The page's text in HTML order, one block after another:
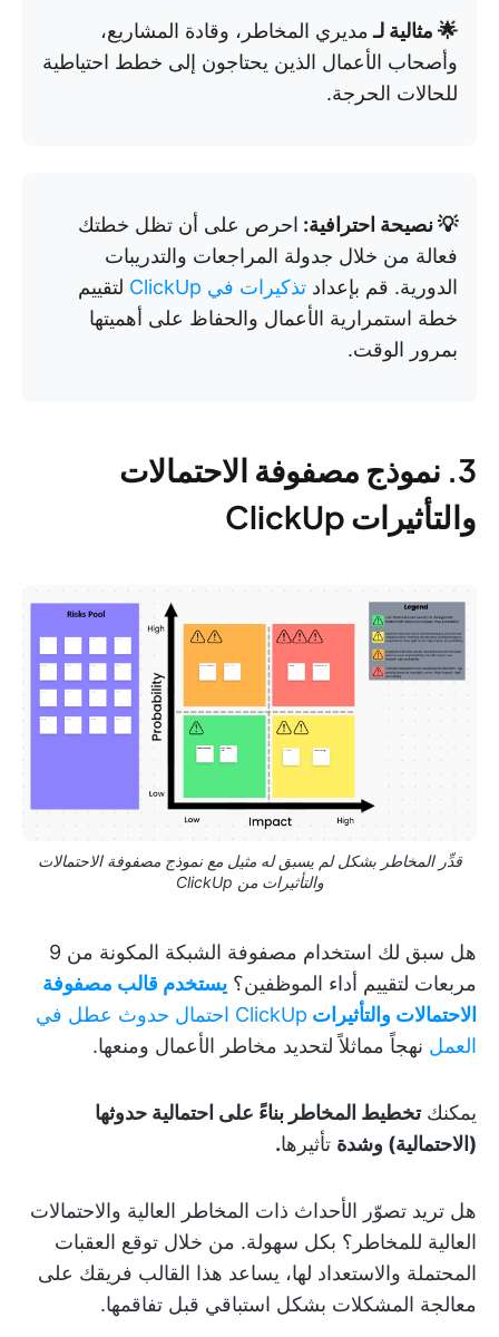
🌟 مثالية لـمديري المخاطر، وقادة المشاريع،
وأصحاب الأعمال الذين يحتاجون إلى خطط احتياطية
للحالات الحرجة.
💡 نصيحة احترافية: احرص على أن تظل خطتك
فعالة من خلال جدولة المراجعات والتدريبات
الدورية. قم بإعداد تذكيرات في ClickUp
لتقييم
خطة استمرارية الأعمال والحفاظ على أهميتها
بمرور الوقت.
3. نموذج مصفوفة الاحتمالات
والتأثيرات ClickUp
قدِّر المخاطر بشكل لم يسبق له مثيل مع نموذج مصفوفة الاحتمالات
والتأثيرات من ClickUp
هل سبق لك استخدام مصفوفة الشبكة المكونة من 9
مربعات لتقييم أداء الموظفين؟ يستخدم قالب مصفوفة
الاحتمالات والتأثيرات
ClickUp احتمال حدوث عطل في
العمل نهجاً مماثلاً لتحديد مخاطر الأعمال ومنعها.
يمكنكتخطيط المخاطر بناءً على احتمالية حدوثها
(الاحتمالية) وشدة تأثيرها.
هل تريد تصوّر الأحداث ذات المخاطر العالية والاحتمالات
العالية للمخاطر؟ بكل سهولة. من خلال توقع العقبات
المحتملة والاستعداد لها، يساعد هذا القالب فريقك على
معالجة المشكلات بشكل استباقي قبل تفاقمها.